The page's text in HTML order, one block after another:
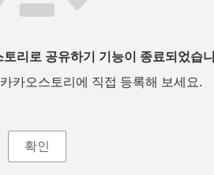
리로 공유하기 기능이 종료되었습
카오스토리에 직접 등록해 보세요.
확인